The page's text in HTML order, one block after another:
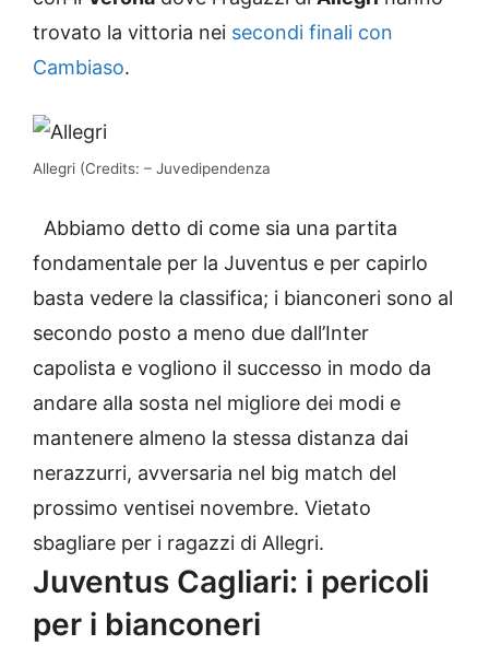
trovato la vittoria nei secondi finali con
Cambiaso.
Allegri (Credits: – Juvedipendenza
Abbiamo detto di come sia una partita
fondamentale per la Juventus e per capirlo
basta vedere la classifica; i bianconeri sono al
secondo posto a meno due dall’Inter
capolista e vogliono il successo in modo da
andare alla sosta nel migliore dei modi e
mantenere almeno la stessa distanza dai
nerazzurri, avversaria nel big match del
prossimo ventisei novembre. Vietato
sbagliare per i ragazzi di Allegri.
Juventus Cagliari: i pericoli
per i bianconeri